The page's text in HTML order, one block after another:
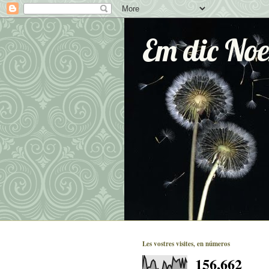
Em dic
Les vostres visites, en números
156,662